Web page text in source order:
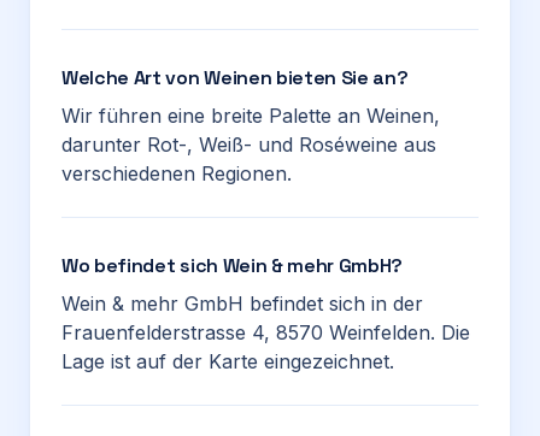
Welche Art von Weinen bieten Sie an?
Wir führen eine breite Palette an Weinen,
darunter Rot-, Weiß- und Roséweine aus
verschiedenen Regionen.
Wo befindet sich Wein & mehr GmbH?
Wein & mehr GmbH befindet sich in der
Frauenfelderstrasse 4, 8570 Weinfelden. Die
Lage ist auf der Karte eingezeichnet.